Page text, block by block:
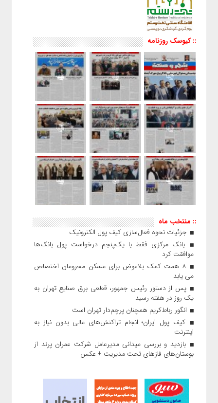
:: کیوسک روزنامه
:: منتخب ماه
جزئیات نحوه فعال‌سازی کیف پول الکترونیک
بانک مرکزی فقط با یک‌‎پنجم درخواست پول بانک‌ها
موافقت کرد
۸ همت کمک بلاعوض برای مسکن محرومان اختصاص
می یابد
پس از دستور رئیس‌ جمهور، قطعی برق صنایع تهران به
یک روز در هفته رسید
انگور رباط‌کریم همچنان پرچم‌دار تهران است
کیف پول ایران؛ انجام تراکنش‌های مالی بدون نیاز به
اینترنت
بازدید و بررسی میدانی مدیرعامل شرکت عمران پرند از
بوستان‌های فازهای تحت مدیریت + عکس